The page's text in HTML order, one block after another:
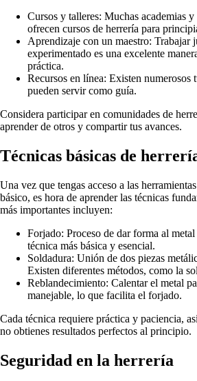
Cursos y talleres: Muchas academias
ofrecen cursos de herrería para
Aprendizaje con un maestro: Trabajar
experimentado es una excelente
práctica.
Recursos en línea: Existen numerosos
pueden servir como guía.
Considera participar en comunidades de
aprender de otros y compartir tus avances.
Técnicas básicas de
Una vez que tengas acceso a las
básico, es hora de aprender las técnicas
más importantes incluyen:
Forjado: Proceso de dar forma al
técnica más básica y esencial.
Soldadura: Unión de dos piezas
Existen diferentes métodos, como la
Reblandecimiento: Calentar el metal
manejable, lo que facilita el forjado.
Cada técnica requiere práctica y paciencia,
no obtienes resultados perfectos al principio.
Seguridad en la herrería